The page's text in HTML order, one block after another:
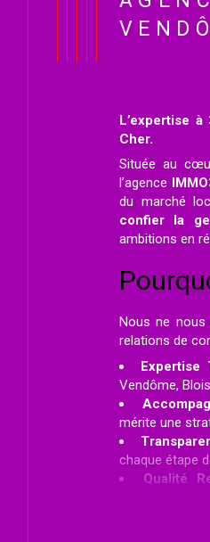
L’expertise
Cher.
Située au
l’agence
du marché
confier la
ambitions en
Nous ne
relations de
Expertise
Vendôme,
mérite une
chaque étape
Qualité